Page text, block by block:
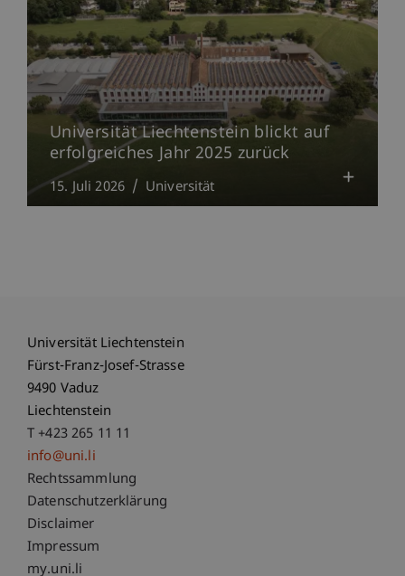
Universität Liechtenstein blickt auf
erfolgreiches Jahr 2025 zurück
15. Juli 2026 Universität
Universität Liechtenstein
Fürst-Franz-Josef-Strasse
9490 Vaduz
Liechtenstein
T +423 265 11 11
info@uni.li
Fußzeile Rechtliche Hinweise
Rechtssammlung
Datenschutzerklärung
Disclaimer
Impressum
my.uni.li